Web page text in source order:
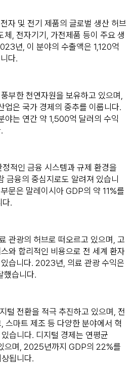
자 및 전기 제품의 글로벌 생산 허브
체, 전자기기, 가전제품 등이 주요 생
년, 이 분야의 수출액은 1,120억
다.
부한 천연자원을 보유하고 있으며,
업은 국가 경제의 중추를 이룹니다.
야는 연간 약 1,500억 달러의 수익
적인 금융 시스템과 규제 환경을
금융의 중심지로도 알려져 있습니
문은 말레이시아 GDP의 약 11%를
다.
관광의 허브로 떠오르고 있으며, 고
와 합리적인 비용으로 전 세계 환자
습니다. 2023년, 의료 관광 수익은
했습니다.
털 전환을 적극 추진하고 있으며, 전
스마트 제조 등 다양한 분야에서 혁
습니다. 디지털 경제는 연평균
으며, 2025년까지 GDP의 22%를
됩니다.